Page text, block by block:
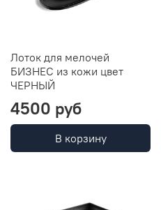
Лоток для мелочей
БИЗНЕС из кожи цвет
ЧЕРНЫЙ
4500 руб
В корзину